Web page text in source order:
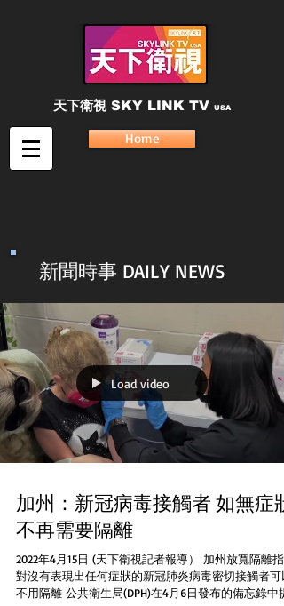
天下衛視 SKY LINK TV USA
Home
新聞時事 DAILY NEWS
Load video
加州：新冠病毒接觸者 如無症狀
不再需要隔離
2022年4月15日 (天下衛視記者報導） 加州放寬隔離指
對沒有表現出任何症狀的新冠肺炎病毒密切接觸者可
不用隔離 公共衛生局(DPH)在4月6日發布的備忘錄中提